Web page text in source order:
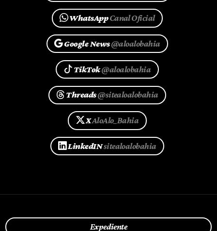
WhatsAppCanal Oficial
Google News@aloalobahia
TikTok@aloalobahia
Threads@sitealoalobahia
XAloAlo_Bahia
LinkedINsitealoalobahia
Expediente